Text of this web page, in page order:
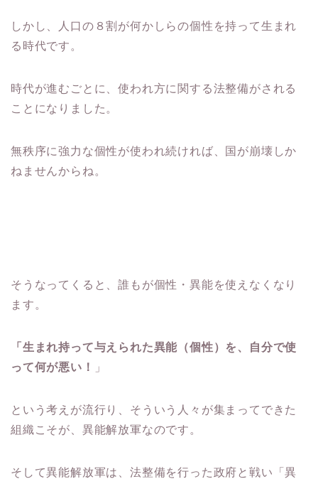
しかし、人口の８割が何かしらの個性を持って生まれ
る時代です。
時代が進むごとに、使われ方に関する法整備がされる
ことになりました。
無秩序に強力な個性が使われ続ければ、国が崩壊しか
ねませんからね。
そうなってくると、誰もが個性・異能を使えなくなり
ます。
「生まれ持って与えられた異能（個性）を、自分で使
って何が悪い！
」
という考えが流行り、そういう人々が集まってできた
組織こそが、異能解放軍なのです。
そして異能解放軍は、法整備を行った政府と戦い「異